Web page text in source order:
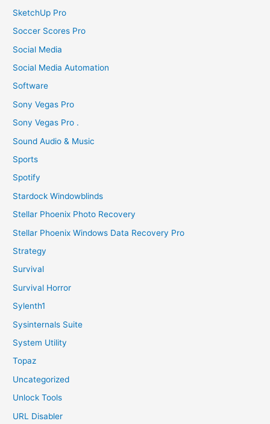
SketchUp Pro
Soccer Scores Pro
Social Media
Social Media Automation
Software
Sony Vegas Pro
Sony Vegas Pro .
Sound Audio & Music
Sports
Spotify
Stardock Windowblinds
Stellar Phoenix Photo Recovery
Stellar Phoenix Windows Data Recovery Pro
Strategy
Survival
Survival Horror
Sylenth1
Sysinternals Suite
System Utility
Topaz
Uncategorized
Unlock Tools
URL Disabler